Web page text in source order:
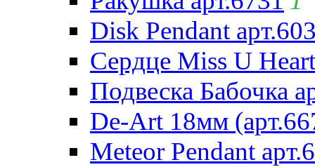
Disk Pendant
Сердце Miss U
Подвеска Бабочка
De-Art 18мм
Meteor Pendant